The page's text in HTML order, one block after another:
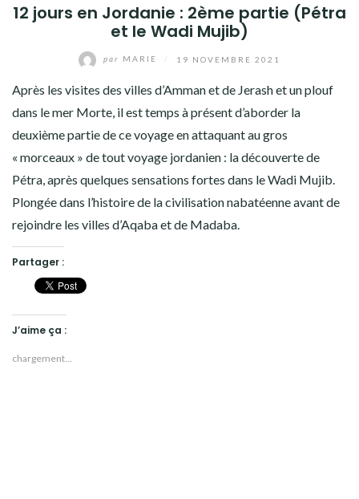
12 jours en Jordanie : 2ème partie (Pétra
et le Wadi Mujib)
par MARIE 19 NOVEMBRE 2021
Après les visites des villes d’Amman et de Jerash et un plouf
dans le mer Morte, il est temps à présent d’aborder la
deuxième partie de ce voyage en attaquant au gros
« morceaux » de tout voyage jordanien : la découverte de
Pétra, après quelques sensations fortes dans le Wadi Mujib.
Plongée dans l’histoire de la civilisation nabatéenne avant de
rejoindre les villes d’Aqaba et de Madaba.
Partager :
J’aime ça :
chargement…